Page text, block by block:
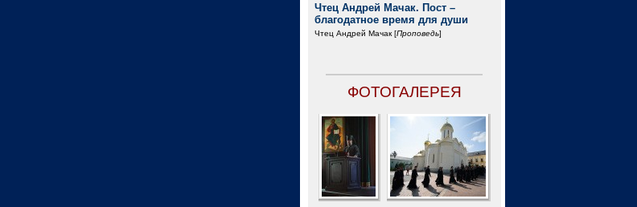
Чтец Андрей Мачак. Пост –
благодатное время для души
Чтец Андрей Мачак [Проповедь]
ФОТОГАЛЕРЕЯ